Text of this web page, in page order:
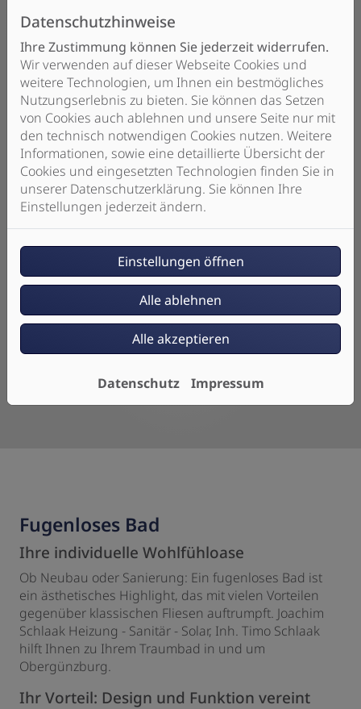
Woche 3
Rohmontage
Fliesenarbeiten
Woche 4
Fertigmontage
Übergabe Bad
Fugenloses Bad
Ihre individuelle Wohlfühloase
Ob Neubau oder Sanierung: Ein fugenloses Bad ist
ein ästhetisches Highlight, das mit vielen Vorteilen
gegenüber klassischen Fliesen auftrumpft. Joachim
Schlaak Heizung - Sanitär - Solar, Inh. Timo Schlaak
hilft Ihnen zu Ihrem Traumbad in und um
Obergünzburg.
Ihr Vorteil: Design und Funktion vereint
Datenschutzhinweise
Ihre Zustimmung können Sie jederzeit widerrufen.
Wir verwenden auf dieser Webseite Cookies und
weitere Technologien, um Ihnen ein bestmögliches
Nutzungserlebnis zu bieten. Sie können das Setzen
von Cookies auch ablehnen und unsere Seite nur mit
den technisch notwendigen Cookies nutzen. Weitere
Informationen, sowie eine detaillierte Übersicht der
Cookies und eingesetzten Technologien finden Sie in
unserer Datenschutzerklärung. Sie können Ihre
Einstellungen jederzeit ändern.
Einstellungen öffnen
Alle ablehnen
Alle akzeptieren
Datenschutz Impressum